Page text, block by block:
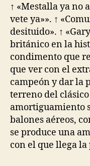
↑ «Mestalla ya no
vete ya»». ↑
desituido». ↑
británico en la
condimento que
que ver con el
campeón y dar la
terreno del
amortiguamiento
balones aéreos,
se produce una
con el que llega la